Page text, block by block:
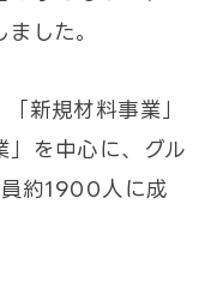
した。
新規材料事業」
」を中心に、グル
約1900人に成